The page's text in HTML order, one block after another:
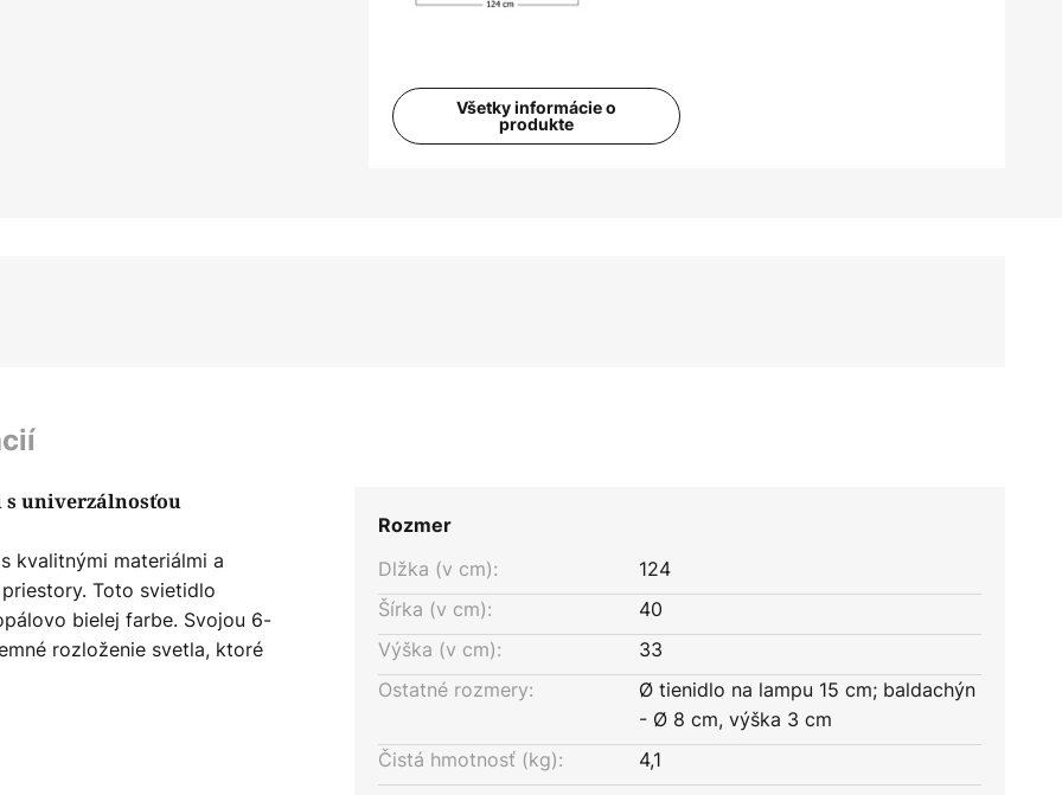
Všetky informácie o
produkte
s univerzálnosťou
kvalitnými materiálmi a
Toto svietidlo
bielej farbe. Svojou 6-
rozloženie svetla, ktoré
stmievateľnosti
Rozmer
Dlžka (v cm):
124
Šírka (v cm):
40
Výška (v cm):
33
Ostatné rozmery:
Ø tienidlo na lampu 15 cm; baldachýn
- Ø 8 cm, výška 3 cm
Čistá hmotnosť (kg):
4,1